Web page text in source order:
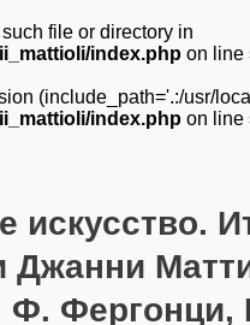
file or directory in
index.php on line
(include_path='.:/usr/
index.php on line
искусство.
Джанни
Ф. Фергонци,